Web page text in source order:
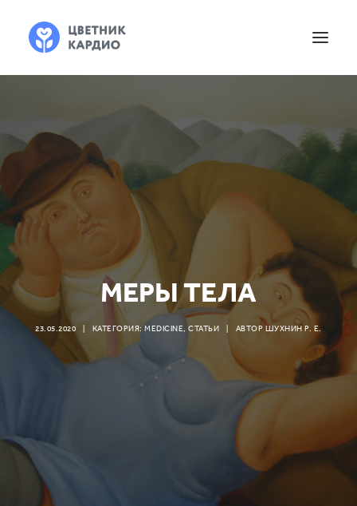
МЕРЫ ТЕЛА
23.05.2020 КАТЕГОРИЯ:MEDICINE,СТАТЬИ АВТОР ШУХНИН Р. Е.